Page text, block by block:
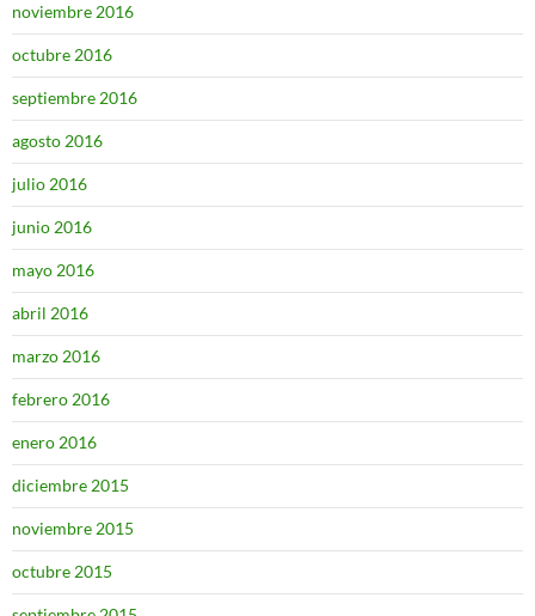
noviembre 2016
octubre 2016
septiembre 2016
agosto 2016
julio 2016
junio 2016
mayo 2016
abril 2016
marzo 2016
febrero 2016
enero 2016
diciembre 2015
noviembre 2015
octubre 2015